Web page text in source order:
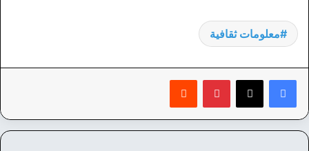
معلومات ثقافية
بينتيريست